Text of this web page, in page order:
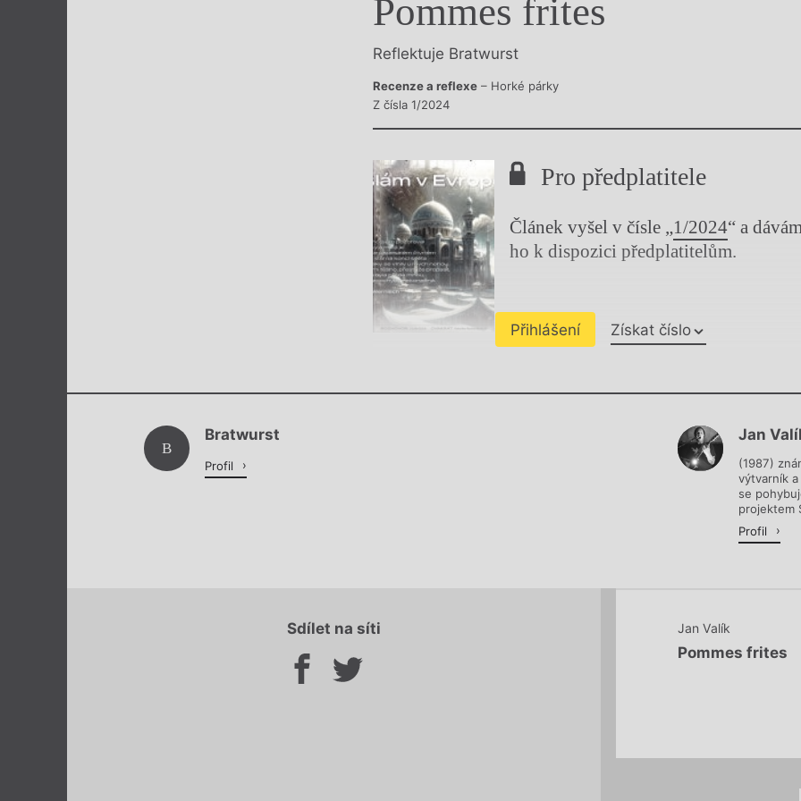
Výroční cenyPommes frites
Reflektuje Bratwurst
Recenze a reflexe – Horké párky
Z čísla 1/2024
Pro předplatitele
Článek vyšel v čísle „1/2024“ a
ho k dispozici předplatitelům.
Přihlášení Získat číslo
Chviličku.
B
Bratwurst
Profil
Jan
(1987)
výtvarník
se
projektem
Profil
Sdílet na síti Jan Valík
Pommes frites